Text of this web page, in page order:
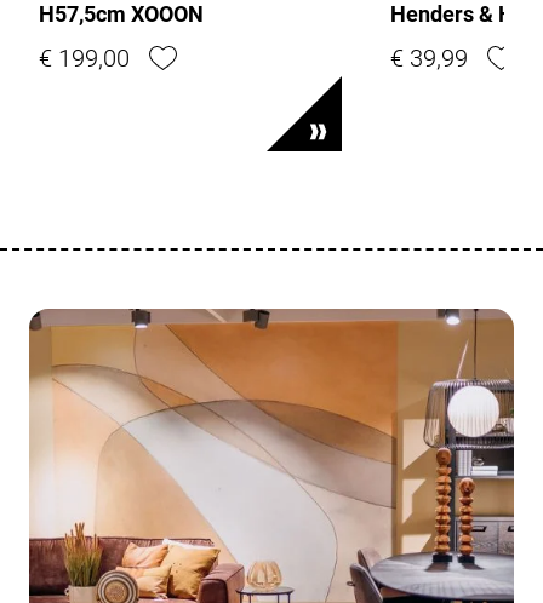
H57,5cm XOOON
€ 199,00
Henders &
€ 39,99